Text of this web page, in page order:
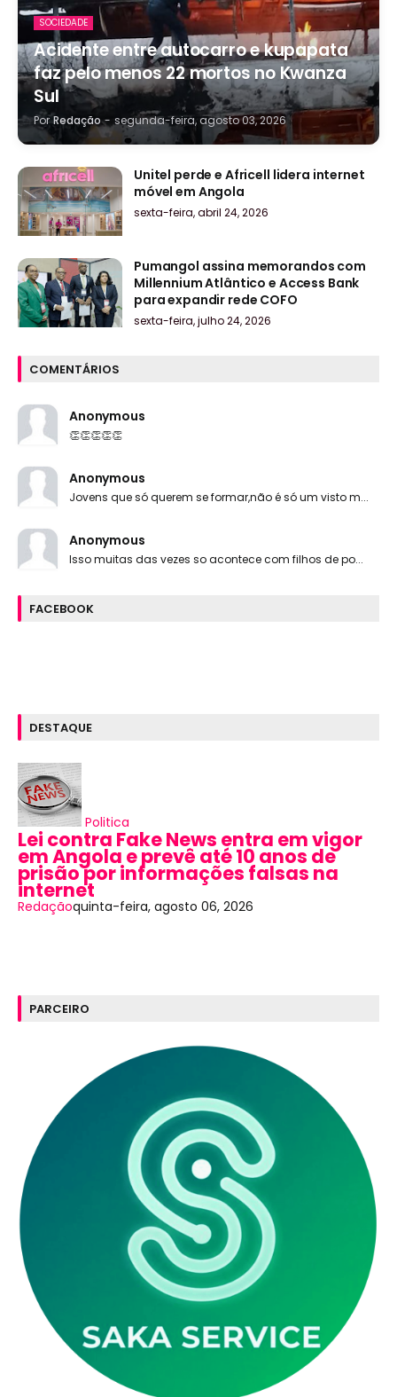
SOCIEDADE
Acidente entre autocarro e kupapata
faz pelo menos 22 mortos no Kwanza
Sul
Por Redação - segunda-feira, agosto 03, 2026
Unitel perde e Africell lidera internet
móvel em Angola
sexta-feira, abril 24, 2026
Pumangol assina memorandos com
Millennium Atlântico e Access Bank
para expandir rede COFO
sexta-feira, julho 24, 2026
COMENTÁRIOS
Anonymous
👏👏👏👏👏
Anonymous
Jovens que só querem se formar,não é só um visto m...
Anonymous
Isso muitas das vezes so acontece com filhos de po...
FACEBOOK
DESTAQUE
Politica
Lei contra Fake News entra em vigor
em Angola e prevê até 10 anos de
prisão por informações falsas na
internet
Redaçãoquinta-feira, agosto 06, 2026
PARCEIRO